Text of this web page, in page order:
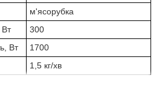
м'ясорубка
Вт
300
Вт
1700
1,5 кг/хв